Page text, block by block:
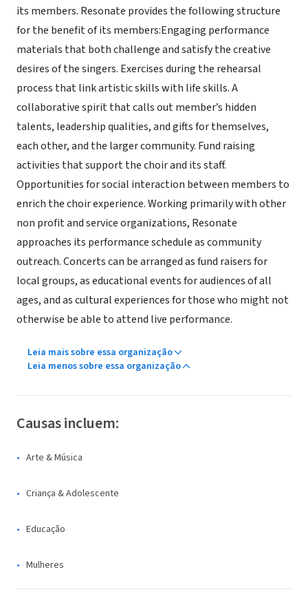
its members. Resonate provides the following structure
for the benefit of its members:Engaging performance
materials that both challenge and satisfy the creative
desires of the singers. Exercises during the rehearsal
process that link artistic skills with life skills. A
collaborative spirit that calls out member’s hidden
talents, leadership qualities, and gifts for themselves,
each other, and the larger community. Fund raising
activities that support the choir and its staff.
Opportunities for social interaction between members to
enrich the choir experience. Working primarily with other
non profit and service organizations, Resonate
approaches its performance schedule as community
outreach. Concerts can be arranged as fund raisers for
local groups, as educational events for audiences of all
ages, and as cultural experiences for those who might not
otherwise be able to attend live performance.
Leia mais sobre essa organização
Leia menos sobre essa organização
Causas incluem:
Arte & Música
Criança & Adolescente
Educação
Mulheres